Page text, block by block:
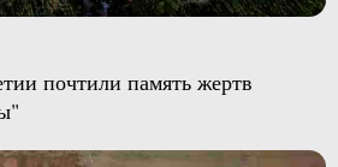
почтили память жертв